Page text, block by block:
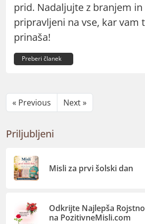
prid. Nadaljujte z branjem
pripravljeni na vse, kar vam
prinaša!
Preberi članek
« Previous Next »
Priljubljeni
Misli za prvi šolski dan
Odkrijte Najlepša
na PozitivneMisli.com